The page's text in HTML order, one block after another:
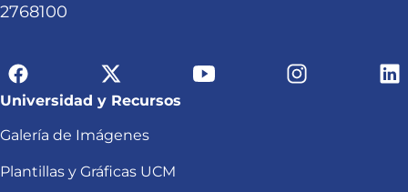
2768100
Universidad y Recursos
Galería de Imágenes
Plantillas y Gráficas UCM